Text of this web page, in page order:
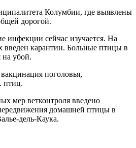
Колумбии, где выявлены
дорогой.
инфекции сейчас изучается. На
введен карантин. Больные птицы в
на убой.
поголовья,
птиц.
мер ветконтроля введено
домашней птицы в
дель-Каука.